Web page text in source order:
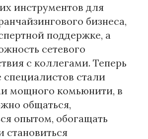
инструментов для
бизнеса,
поддержке, а
сетевого
с коллегами. Теперь
стали
мощного комьюнити, в
общаться,
опытом, обогащать
становиться